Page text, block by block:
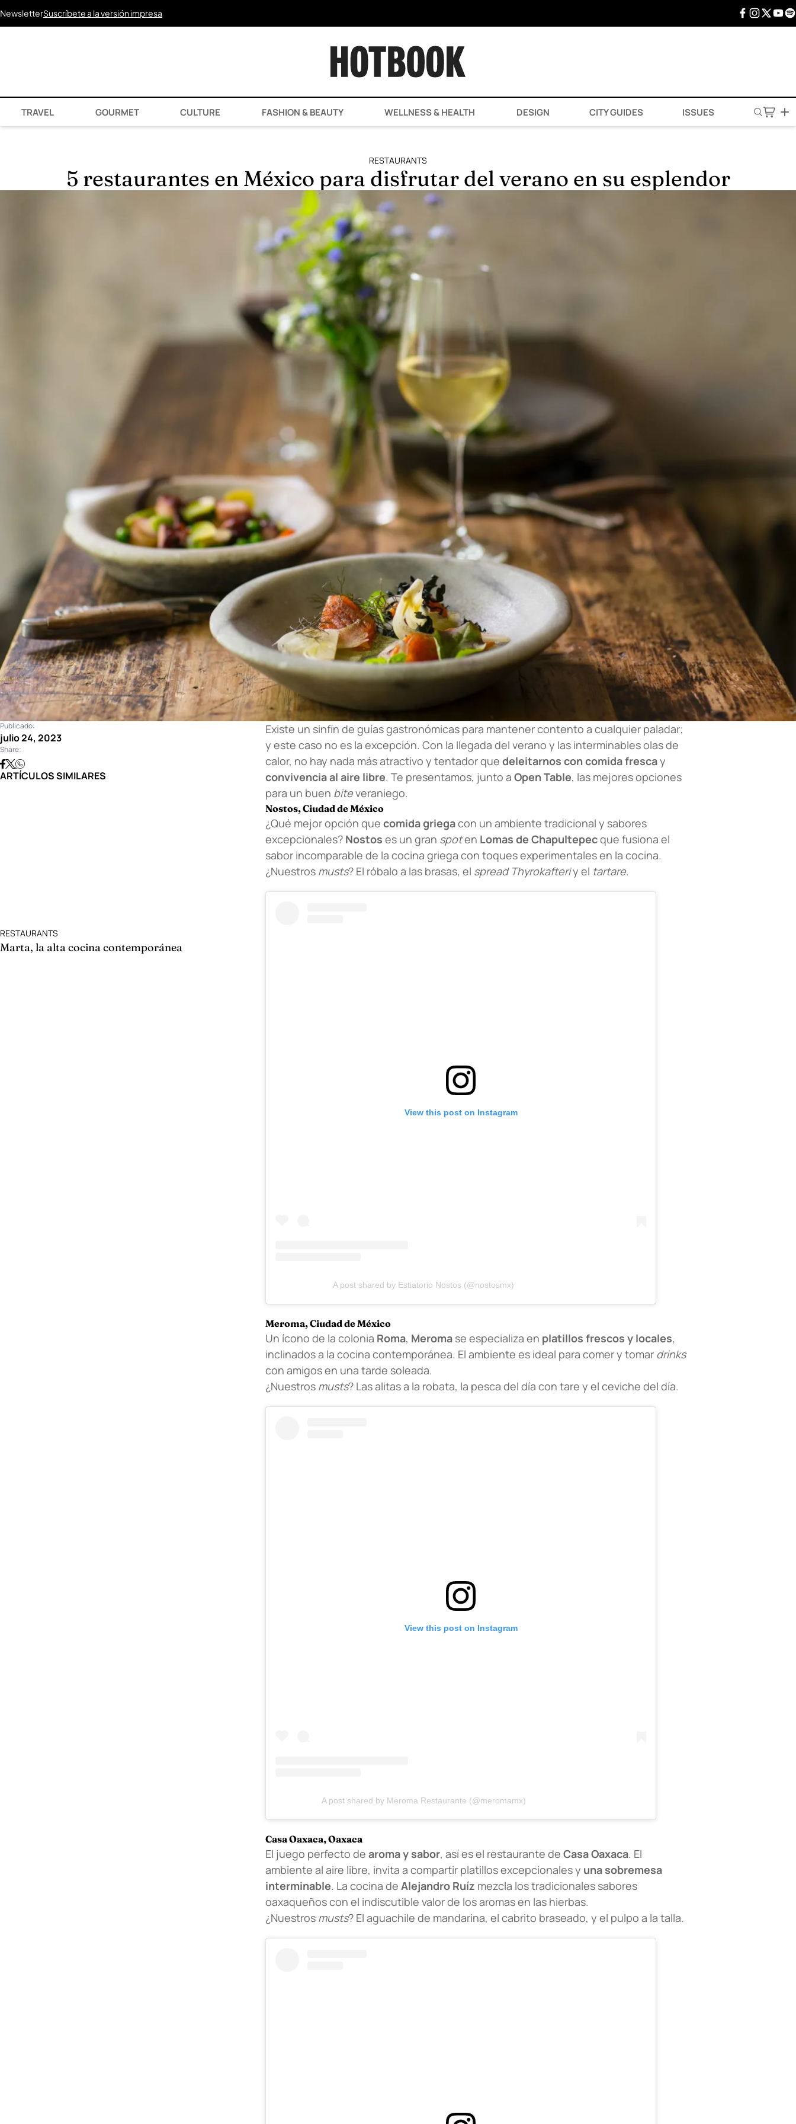
NewsletterSuscríbete a la versión impresa
TRAVEL GOURMET CULTURE FASHION & BEAUTY WELLNESS & HEALTH DESIGN CITY GUIDES ISSUES
RESTAURANTS
5 restaurantes en México para disfrutar del verano en su esplendor
Existe un sinfín de guías gastronómicas para mantener contento a cualquier paladar;
y este caso no es la excepción. Con la llegada del verano y las interminables olas de
calor, no hay nada más atractivo y tentador que deleitarnos con comida frescay
convivencia al aire libre. Te presentamos, junto a Open Table, las mejores opciones
para un buen biteveraniego.
Nostos, Ciudad de México
¿Qué mejor opción que comida griegacon un ambiente tradicional y sabores
excepcionales? Nostos es un gran spoten Lomas de Chapultepecque fusiona el
sabor incomparable de la cocina griega con toques experimentales en la cocina.
¿Nuestros musts? El róbalo a las brasas, el spread Thyrokafteriy el tartare.
View this post on Instagram
A post shared by Estiatorio Nostos (@nostosmx)
Meroma, Ciudad de México
Un ícono de la colonia Roma, Meroma se especializa en platillos frescos y locales,
inclinados a la cocina contemporánea. El ambiente es ideal para comer y tomar drinks
con amigos en una tarde soleada.
¿Nuestros musts? Las alitas a la robata, la pesca del día con tare y el ceviche del día.
View this post on Instagram
A post shared by Meroma Restaurante (@meromamx)
Casa Oaxaca, Oaxaca
El juego perfecto de aroma y sabor, así es el restaurante de Casa Oaxaca. El
ambiente al aire libre, invita a compartir platillos excepcionales y una sobremesa
interminable. La cocina de Alejandro Ruíz mezcla los tradicionales sabores
oaxaqueños con el indiscutible valor de los aromas en las hierbas.
¿Nuestros musts? El aguachile de mandarina, el cabrito braseado, y el pulpo a la talla.
Publicado:
julio 24, 2023
Share:
ARTÍCULOS SIMILARES
RESTAURANTS
Marta, la alta cocina contemporánea